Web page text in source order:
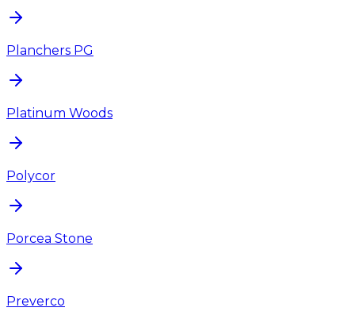
Planchers PG
Platinum Woods
Polycor
Porcea Stone
Preverco